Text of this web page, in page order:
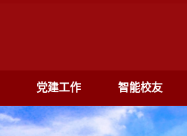
党建工作 智能校友